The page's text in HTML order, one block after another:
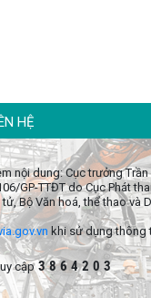
HỆ
nội dung: Cục trưởng
GP-TTĐT do Cục Phát
Bộ Văn hoá, thể thao và
khi sử dụng thông
cập 3 8 6 4 2 0 3